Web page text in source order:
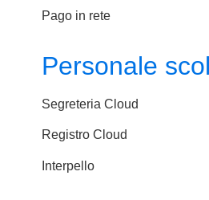
Pago in rete
Personale
Segreteria Cloud
Registro Cloud
Interpello